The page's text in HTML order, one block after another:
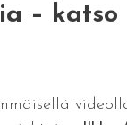
–